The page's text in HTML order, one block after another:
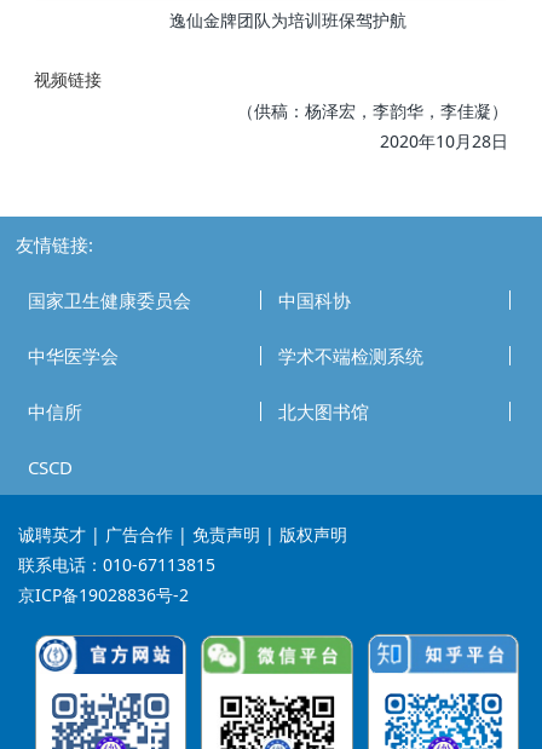
逸仙金牌团队为培训班保驾护航
视频链接
（供稿：杨泽宏，李韵华，李佳凝）
2020年10月28日
友情链接:
国家卫生健康委员会 中国科协
中华医学会 学术不端检测系统
中信所 北大图书馆
CSCD
诚聘英才 | 广告合作 | 免责声明 | 版权声明
联系电话：010-67113815
京ICP备19028836号-2